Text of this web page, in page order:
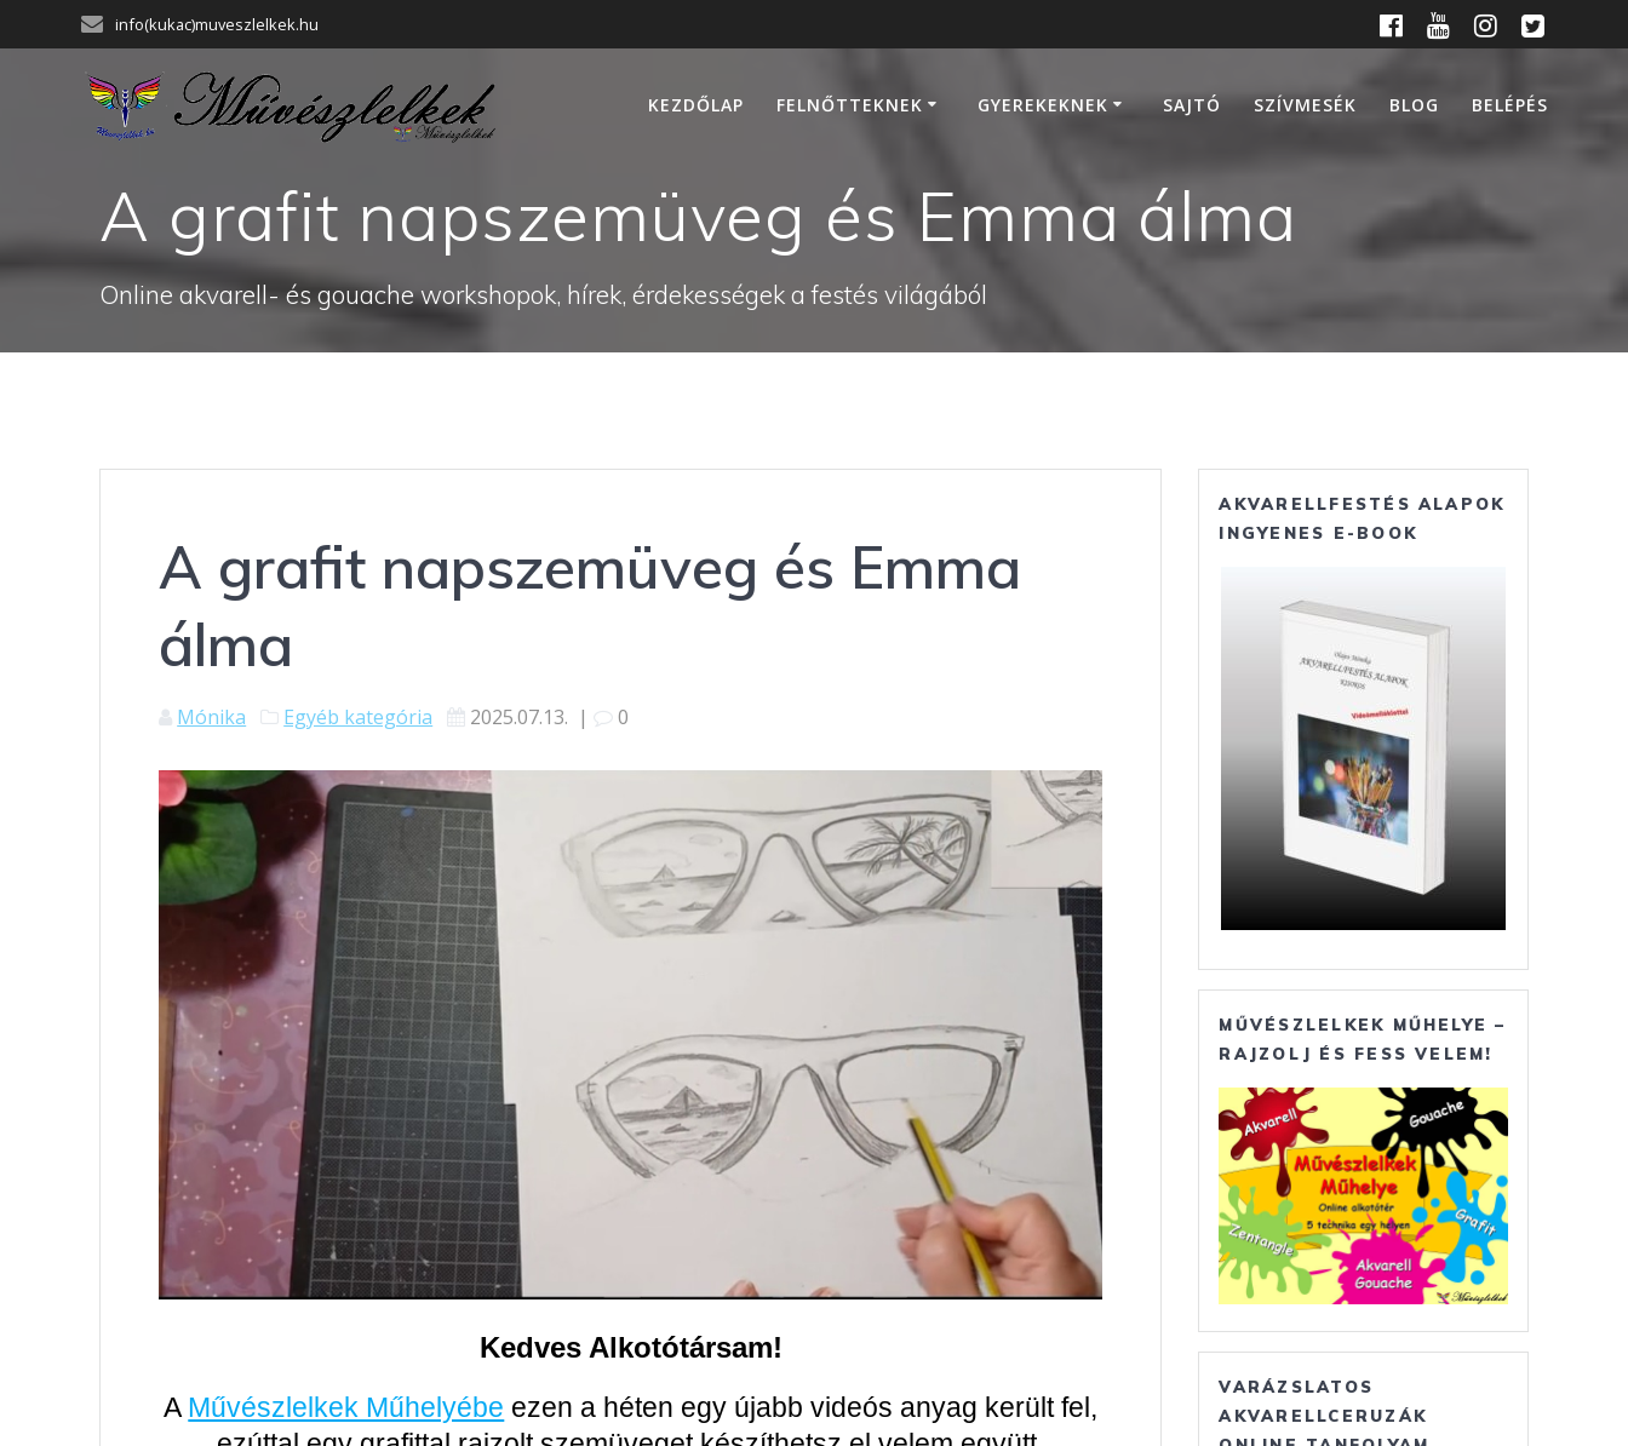
to
info(kukac)muveszlelkek.hu
KEZDŐLAP FELNŐTTEKNEK GYEREKEKNEK SAJTÓ SZÍVMESÉK BLOG BELÉPÉS
A grafit napszemüveg és Emma álma
Online akvarell- és gouache workshopok, hírek, érdekességek a festés világából
A grafit napszemüveg és Emma
álma
Mónika Egyéb kategória 2025.07.13. | 0
Kedves Alkotótársam!
A Művészlelkek Műhelyébe ezen a héten egy újabb videós anyag került fel,
AKVARELLFESTÉS ALAPOK
INGYENES E-BOOK
MŰVÉSZLELKEK MŰHELYE –
RAJZOLJ ÉS FESS VELEM!
VARÁZSLATOS
AKVARELLCERUZÁK